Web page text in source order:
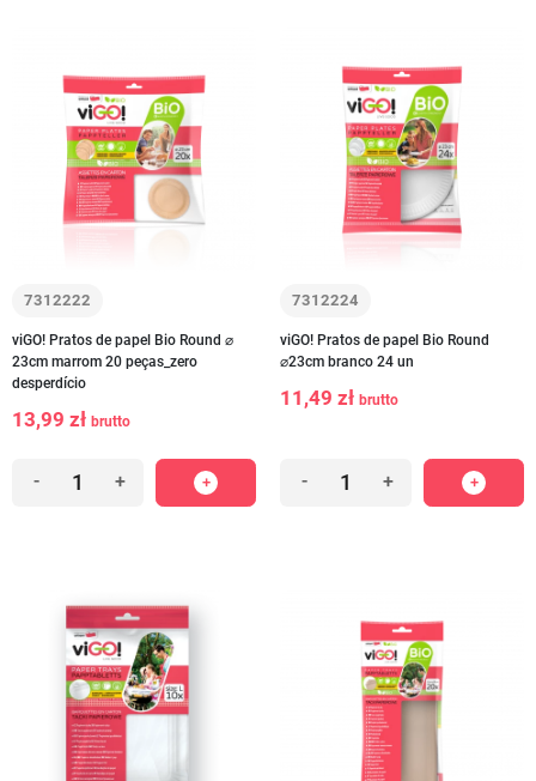
7312222
viGO! Pratos de papel Bio Round ⌀
23cm marrom 20 peças_zero
desperdício
13,99 zł brutto
- +
7312224
viGO! Pratos de papel Bio Round
⌀23cm branco 24 un
11,49 zł brutto
- +